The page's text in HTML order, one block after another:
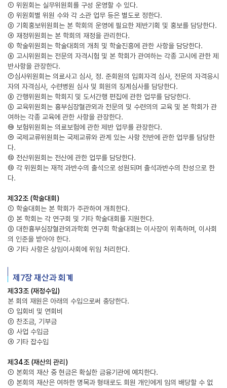
① 위원회는 실무위원회를 구성 운영할 수 있다.
② 위원회별 위원 수와 각 소관 업무 등은 별도로 정한다.
③ 기획홍보위원회는 본 학회의 운영에 필요한 제반기획 및 홍보를 담당한다.
④ 재정위원회는 본 학회의 재정을 관리한다.
⑤ 학술위원회는 학술대회의 개최 및 학술진흥에 관한 사항을 담당한다.
⑥ 고시위원회는 전문의 자격시험 및 본 학회가 관여하는 각종 고시에 관한 제
반사항을 관장한다.
⑦심사위원회는 의료사고 심사, 정. 준회원의 입회자격 심사, 전문의 자격응시
자의 자격심사, 수련병원 심사 및 회원의 징계심사를 담당한다.
⑧ 간행위원회는 학회지 및 도서간행 편집에 관한 업무를 담당한다.
⑨ 교육위원회는 흉부심장혈관외과 전문의 및 수련의의 교육 및 본 학회가 관
여하는 각종 교육에 관한 사항을 관장한다.
⑩ 보험위원회는 의료보험에 관한 제반 업무를 관장한다.
⑪ 국제교류위원회는 국제교류와 관계 있는 사항 전반에 관한 업무를 담당한
다.
⑫ 전산위원회는 전산에 관한 업무를 담당한다.
⑬ 각 위원회는 재적 과반수의 출석으로 성원되며 출석과반수의 찬성으로 한
다.
제32조 (학술대회)
① 학술대회는 본 학회가 주관하여 개최한다.
② 본 학회는 각 연구회 및 기타 학술대회를 지원한다.
③ 대한흉부심장혈관외과학회 연구회 학술대회는 이사장이 위촉하며, 이사회
의 인준을 받아야 한다.
④ 기타 사항은 상임이사회에 위임 처리한다.
제7장 재산과 회계
제33조 (재정수입)
본 회의 재원은 아래의 수입으로써 충당한다.
① 입회비 및 연회비
② 찬조금, 기부금
③ 사업 수입금
④ 기타 잡수입
제34조 (재산의 관리)
① 본회의 재산 중 현금은 확실한 금융기관에 예치한다.
② 본회의 재산은 여하한 명목과 형태로도 회원 개인에게 임의 배당할 수 없